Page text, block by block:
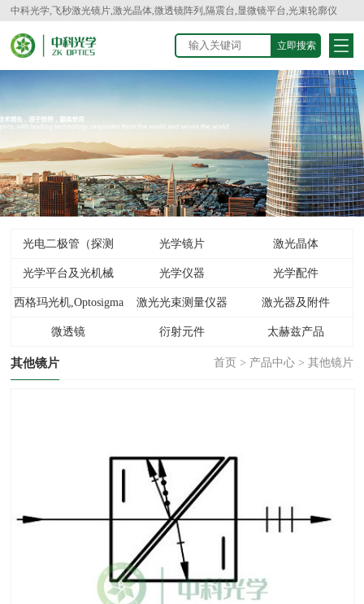
中科光学,飞秒激光镜片,激光晶体,微透镜阵列,隔震台,显微镜平台,光束轮廓仪
光电二极管（探测
器）
光学镜片 激光晶体
光学平台及光机械 光学仪器 光学配件
西格玛光机,Optosigma 激光光束测量仪器 激光器及附件
微透镜 衍射元件 太赫兹产品
其他镜片 首页 > 产品中心> 其他镜片